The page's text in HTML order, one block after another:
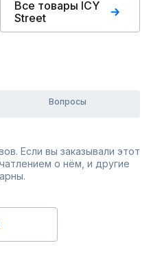
Все товары ICY
Street
Вопросы
Если вы заказывали этот
о нём, и другие